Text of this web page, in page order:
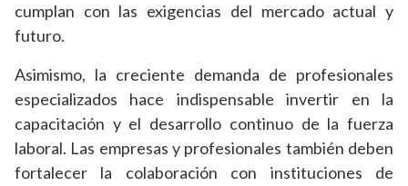
cumplan con las exigencias del mercado actual y
futuro.
Asimismo, la creciente demanda de profesionales
especializados hace indispensable invertir en la
capacitación y el desarrollo continuo de la fuerza
laboral. Las empresas y profesionales también deben
fortalecer la colaboración con instituciones de